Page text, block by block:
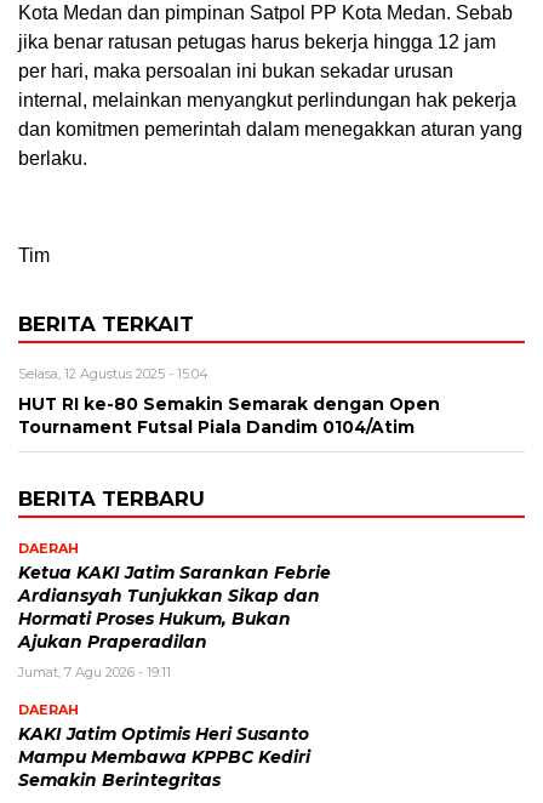
Kota Medan dan pimpinan Satpol PP Kota Medan. Sebab
jika benar ratusan petugas harus bekerja hingga 12 jam
per hari, maka persoalan ini bukan sekadar urusan
internal, melainkan menyangkut perlindungan hak pekerja
dan komitmen pemerintah dalam menegakkan aturan yang
berlaku.
Tim
BERITA TERKAIT
Selasa, 12 Agustus 2025 - 15:04
HUT RI ke-80 Semakin Semarak dengan Open
Tournament Futsal Piala Dandim 0104/Atim
BERITA TERBARU
DAERAH
Ketua KAKI Jatim Sarankan Febrie
Ardiansyah Tunjukkan Sikap dan
Hormati Proses Hukum, Bukan
Ajukan Praperadilan
Jumat, 7 Agu 2026 - 19:11
DAERAH
KAKI Jatim Optimis Heri Susanto
Mampu Membawa KPPBC Kediri
Semakin Berintegritas